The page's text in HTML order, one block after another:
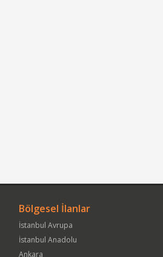
Bölgesel İlanlar
İstanbul Avrupa
İstanbul Anadolu
Ankara